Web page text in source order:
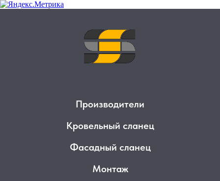
Производители
Кровельный сланец
Фасадный сланец
Монтаж